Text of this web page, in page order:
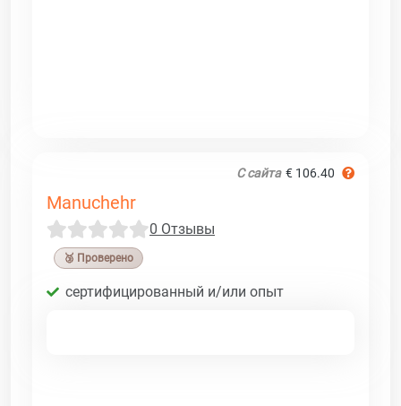
С сайта € 106.40
Manuchehr
0 Отзывы
🥉 Проверено
сертифицированный и/или опыт